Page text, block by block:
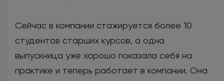
Сейчас в компании стажируется более 10
студентов старших курсов, а одна
выпускница уже хорошо показала себя на
практике и теперь работает в компании. Она